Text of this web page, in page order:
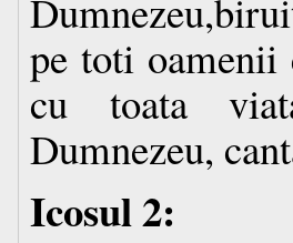
pe toti
cu toata
Dumnezeu,
Icosul 2: